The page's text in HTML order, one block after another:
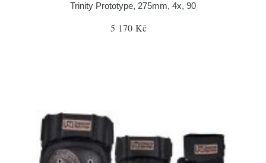
Trinity Prototype, 275mm, 4x, 90
5 170 Kč